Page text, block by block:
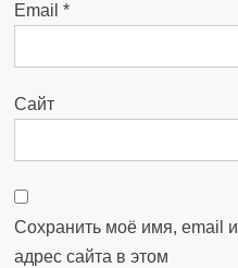
Email*
Сайт
Сохранить моё имя, email и
адрес сайта в этом